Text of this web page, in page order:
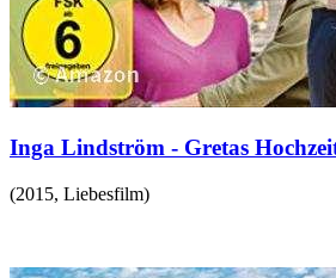
Inga Lindström - Gretas
(2015, Liebesfilm)